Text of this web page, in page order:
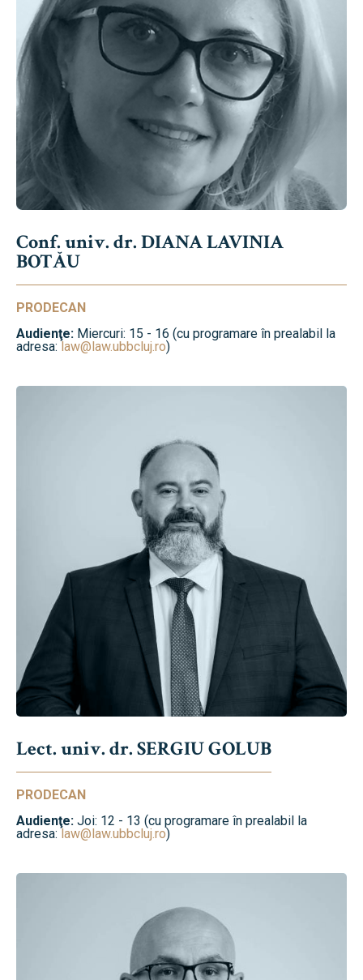
Conf. univ. dr. DIANA LAVINIA
BOTĂU
PRODECAN
Audienţe: Miercuri: 15 - 16 (cu programare în prealabil la
adresa: law@law.ubbcluj.ro)
Lect. univ. dr. SERGIU GOLUB
PRODECAN
Audienţe: Joi: 12 - 13 (cu programare în prealabil la
adresa:law@law.ubbcluj.ro)